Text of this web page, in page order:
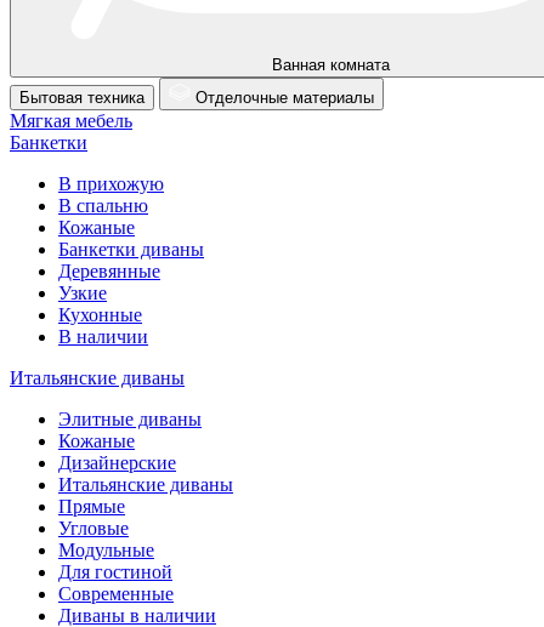
Ванная комната
Бытовая техника
Отделочные материалы
Мягкая мебель
Банкетки
В прихожую
В спальню
Кожаные
Банкетки диваны
Деревянные
Узкие
Кухонные
В наличии
Итальянские диваны
Элитные диваны
Кожаные
Дизайнерские
Итальянские диваны
Прямые
Угловые
Модульные
Для гостиной
Современные
Диваны в наличии